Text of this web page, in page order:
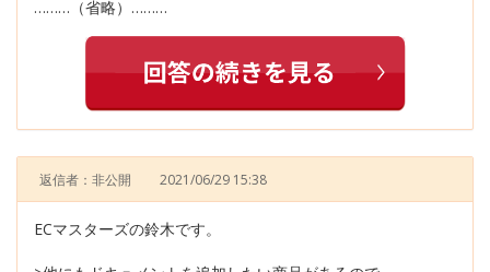
………（省略）………
返信者：非公開 2021/06/29 15:38
ECマスターズの鈴木です。